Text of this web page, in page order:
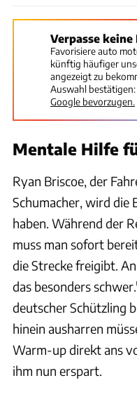
Verpasse
Favorisiere auto
künftig häufiger
angezeigt zu
Auswahl bestätigen:
Google bevorzugen.
Mentale Hilfe
Ryan Briscoe, der
Schumacher, wird die
haben. Während der
muss man sofort
die Strecke freigibt.
das besonders
deutscher Schützling
hinein ausharren
Warm-up direkt ans
ihm nun erspart.